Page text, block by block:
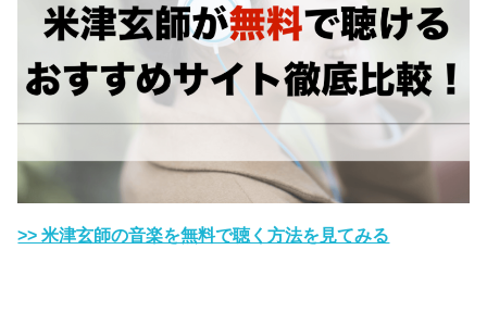
>> 米津玄師の音楽を無料で聴く方法を見てみる